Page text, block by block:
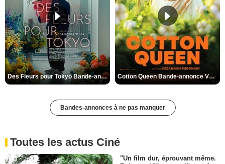
Des Fleurs pour Tokyo Bande-annonce VO STFR Cotton Queen Bande-annonce VO STFR
Bandes-annonces à ne pas manquer
Toutes les actus Ciné
"Un film dur, éprouvant même.